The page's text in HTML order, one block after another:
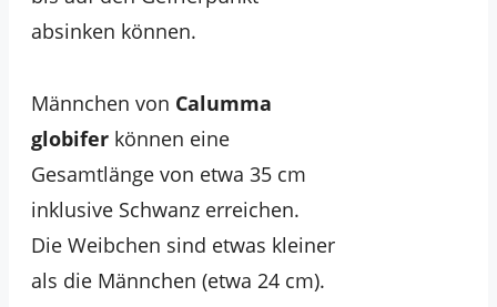
absinken können.
Männchen von Calumma
globifer können eine
Gesamtlänge von etwa 35 cm
inklusive Schwanz erreichen.
Die Weibchen sind etwas kleiner
als die Männchen (etwa 24 cm).